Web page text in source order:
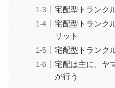
宅配型トランク
宅配型トランク
リット
宅配型トランク
宅配は主に、ヤ
が行う